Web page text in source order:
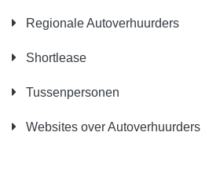
Regionale Autoverhuurders
Shortlease
Tussenpersonen
Websites over Autoverhuurders